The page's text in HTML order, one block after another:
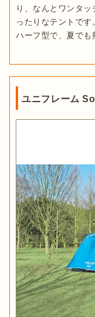
り、なんとワンタ
ったりなテントで
ハーフ型で、夏でも
ユニフレーム